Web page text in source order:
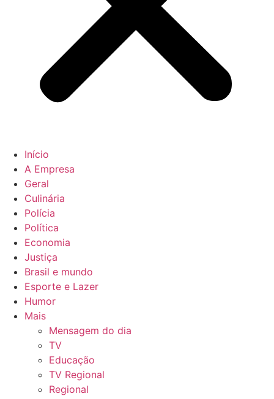
Início
A Empresa
Geral
Culinária
Polícia
Política
Economia
Justiça
Brasil e mundo
Esporte e Lazer
Humor
Mais
Mensagem do dia
TV
Educação
TV Regional
Regional